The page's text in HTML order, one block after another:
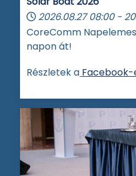
2026.08.27 08:00 -
CoreComm
napon át!
Részletek a Facebook-